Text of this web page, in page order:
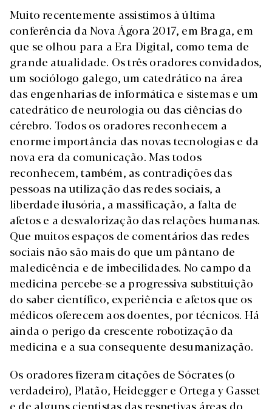
Muito recentemente assistimos à última
conferência da Nova Ágora 2017, em Braga, em
que se olhou para a Era Digital, como tema de
grande atualidade. Os três oradores convidados,
um sociólogo galego, um catedrático na área
das engenharias de informática e sistemas e um
catedrático de neurologia ou das ciências do
cérebro. Todos os oradores reconhecem a
enorme importância das novas tecnologias e da
nova era da comunicação. Mas todos
reconhecem, também, as contradições das
pessoas na utilização das redes sociais, a
liberdade ilusória, a massificação, a falta de
afetos e a desvalorização das relações humanas.
Que muitos espaços de comentários das redes
sociais não são mais do que um pântano de
maledicência e de imbecilidades. No campo da
medicina percebe-se a progressiva substituição
do saber científico, experiência e afetos que os
médicos oferecem aos doentes, por técnicos. Há
ainda o perigo da crescente robotização da
medicina e a sua consequente desumanização.
Os oradores fizeram citações de Sócrates (o
verdadeiro), Platão, Heidegger e Ortega y Gasset
e de alguns cientistas das respetivas áreas do